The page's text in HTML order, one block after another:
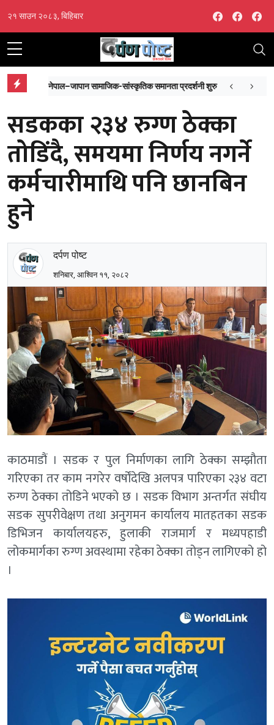
२१ साउन २०८३, बिहिबार Facebook
नेपाल–जापान सामाजिक-सांस्कृतिक समानता प्रदर्शनी शुरु
सडकका २३४ रुग्ण ठेक्का
तोडिंदै, समयमा निर्णय नगर्ने
कर्मचारीमाथि पनि छानबिन
हुने
दर्पण पोष्ट
शनिबार, आश्विन ११, २०८२
काठमाडौं । सडक र पुल निर्माणका लागि ठेक्का सम्झौता
गरिएका तर काम नगरेर वर्षोंदेखि अलपत्र पारिएका २३४ वटा
रुग्ण ठेक्का तोडिने भएको छ । सडक विभाग अन्तर्गत संघीय
सडक सुपरीवेक्षण तथा अनुगमन कार्यालय मातहतका सडक
डिभिजन कार्यालयहरु, हुलाकी राजमार्ग र मध्यपहाडी
लोकमार्गका रुग्ण अवस्थामा रहेका ठेक्का तोड्न लागिएको हो
।